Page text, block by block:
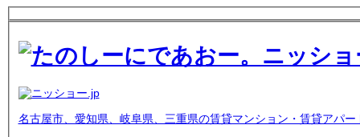
名古屋市、愛知県、岐阜県、三重県の賃貸マンション・賃貸アパー